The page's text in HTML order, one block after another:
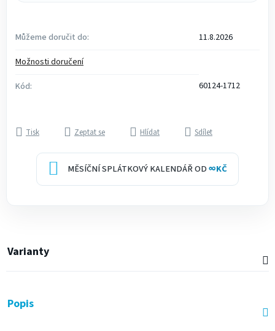
Můžeme doručit do:
11.8.2026
Možnosti doručení
Kód:
60124-1712
Tisk Zeptat se Hlídat Sdílet
MĚSÍČNÍ SPLÁTKOVÝ KALENDÁŘ OD∞KČ
Varianty
Popis